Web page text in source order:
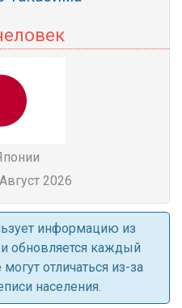
2026
информацию из
обновляется каждый
отличаться из-за
населения.